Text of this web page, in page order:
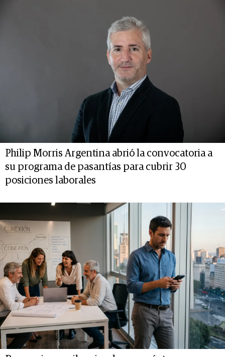
Philip Morris Argentina abrió la convocatoria a
su programa de pasantías para cubrir 30
posiciones laborales